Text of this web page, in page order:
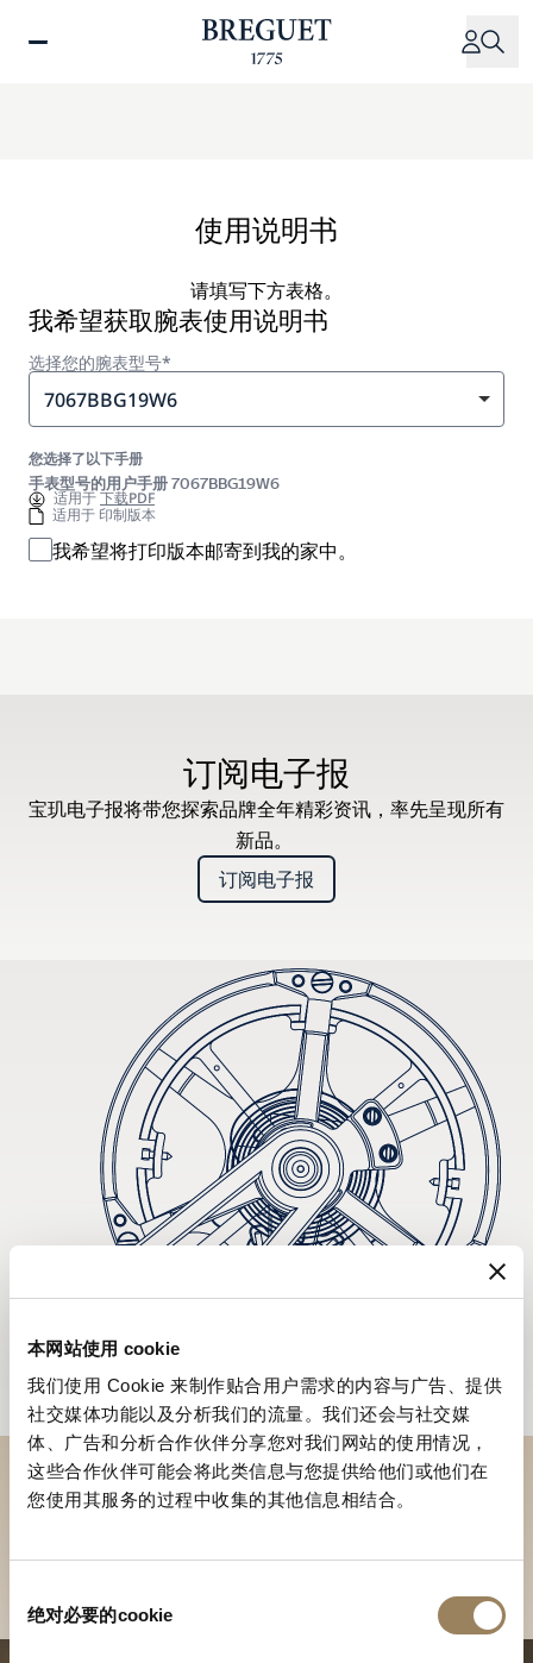
本网站使用 cookie
我们使用 Cookie 来制作贴合用户需求的内容与广告、提供
社交媒体功能以及分析我们的流量。我们还会与社交媒
体、广告和分析合作伙伴分享您对我们网站的使用情况，
这些合作伙伴可能会将此类信息与您提供给他们或他们在
您使用其服务的过程中收集的其他信息相结合。
绝对必要的cookie
使用说明书
请填写下方表格。
我希望获取腕表使用说明书
选择您的腕表型号*
7067BBG19W6
您选择了以下手册
手表型号的用户手册 7067BBG19W6
适用于下载PDF
适用于 印制版本
我希望将打印版本邮寄到我的家中。
订阅电子报
宝玑电子报将带您探索品牌全年精彩资讯，率先呈现所有
新品。
订阅电子报
到访精品店探索品牌系列
寻找精品店